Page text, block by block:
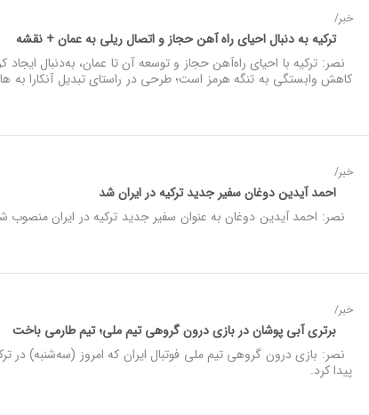
خبر/
ترکیه به دنبال احیای راه‌ آهن حجاز و اتصال ریلی به عمان + نقشه
نصر: ترکیه با احیای راه‌آهن حجاز و توسعه آن تا عمان، به‌دنبال
کاهش وابستگی به تنگه هرمز است؛ طرحی در راستای تبدیل آنکارا به
خبر/
احمد آیدین دوغان سفیر جدید ترکیه در ایران شد
نصر: احمد آیدین دوغان به عنوان سفیر جدید ترکیه در ایران منصوب
خبر/
برتری آبی‌ پوشان در بازی درون گروهی تیم ملی؛ تیم طارمی باخت
نصر: بازی درون گروهی تیم ملی فوتبال ایران که امروز (سه‌شنبه) در
پیدا کرد.